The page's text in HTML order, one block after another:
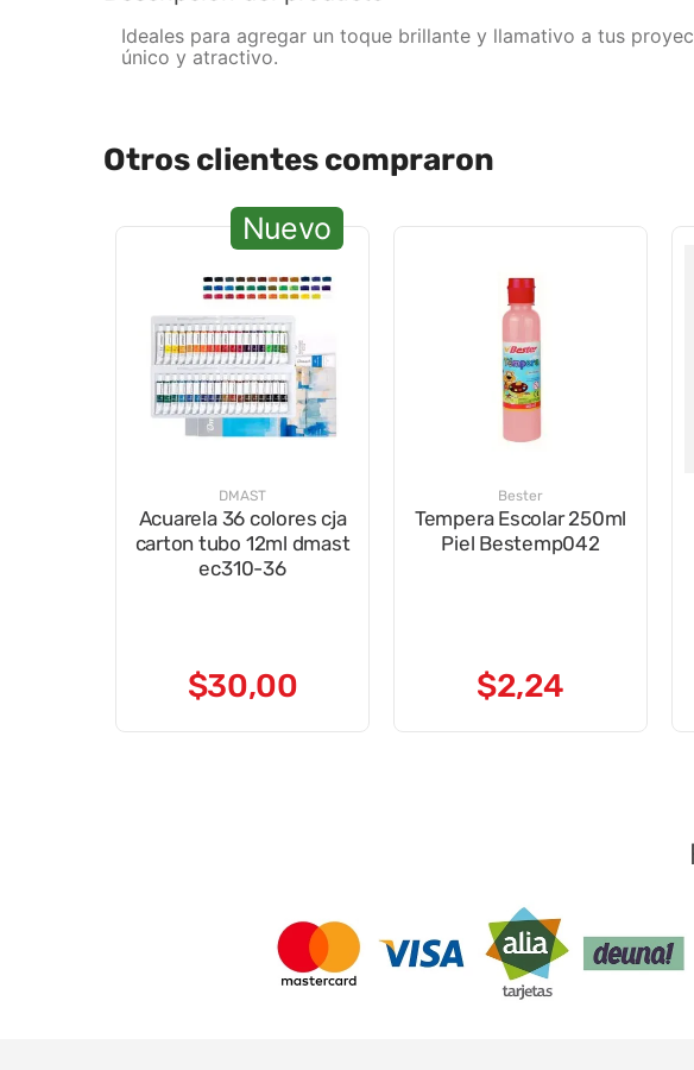
Ideales para agregar un toque brillante y llamativo a tus
único y atractivo.
Otros clientes compraron
Nuevo
DMAST
Acuarela 36 colores cja
carton tubo 12ml dmast
ec310-36
$30,00
Bester
Tempera Escolar 250ml
Piel Bestemp042
$2,24